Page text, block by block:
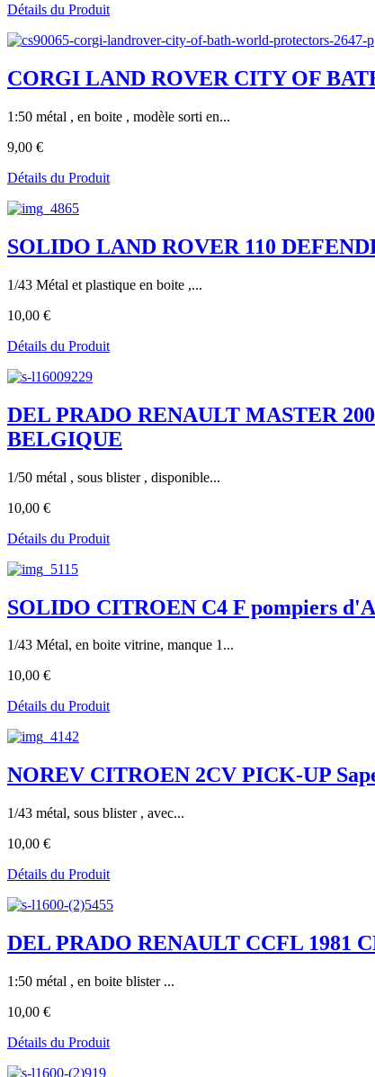
Détails du Produit
CORGI LAND ROVER CITY OF
1:50 métal , en boite , modèle sorti en...
9,00 €
Détails du Produit
SOLIDO LAND ROVER 110
1/43 Métal et plastique en boite ,...
10,00 €
Détails du Produit
DEL PRADO RENAULT MASTER
BELGIQUE
1/50 métal , sous blister , disponible...
10,00 €
Détails du Produit
SOLIDO CITROEN C4 F pompiers
1/43 Métal, en boite vitrine, manque 1...
10,00 €
Détails du Produit
NOREV CITROEN 2CV PICK-UP
1/43 métal, sous blister , avec...
10,00 €
Détails du Produit
DEL PRADO RENAULT CCFL 1981
1:50 métal , en boite blister ...
10,00 €
Détails du Produit